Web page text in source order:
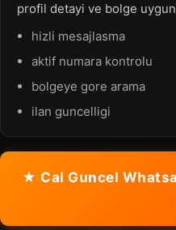
profil detayi ve bolge
hizli mesajlasma
aktif numara kontrolu
bolgeye gore arama
ilan guncelligi
★ Cal Guncel